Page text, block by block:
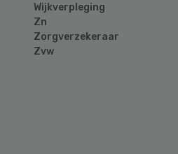
Wijkverpleging
Zn
Zorgverzekeraar
Zvw